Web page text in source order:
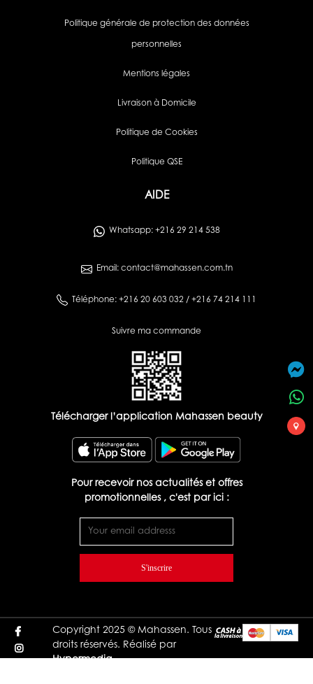
Politique générale de protection des données
personnelles
Mentions légales
Livraison à Domicile
Politique de Cookies
Politique QSE
AIDE
Whatsapp: +216 29 214 538
Email: contact@mahassen.com.tn
Téléphone: +216 20 603 032 / +216 74 214 111
Suivre ma commande
Télécharger l’application Mahassen beauty
Pour recevoir nos actualités et offres
promotionnelles , c'est par ici :
S'inscrire
Copyright 2025 © Mahassen. Tous
droits réservés. Réalisé par
Hypermedia